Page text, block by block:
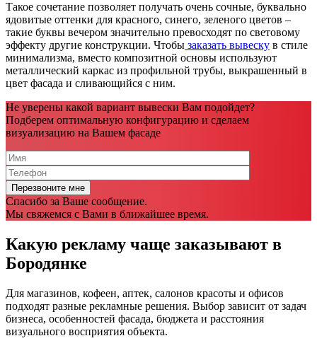
Такое сочетание позволяет получать очень сочные, буквально
ядовитые оттенки для красного, синего, зеленого цветов –
такие буквы вечером значительно превосходят по световому
эффекту другие конструкции. Чтобы заказать вывеску в стиле
минимализма, вместо композитной основы используют
металлический каркас из профильной трубы, выкрашенный в
цвет фасада и сливающийся с ним.
Не уверены какой вариант вывески Вам подойдет?
Подберем оптимальную конфигурацию и сделаем
визуализацию на Вашем фасаде
Спасибо за Ваше сообщение.
Мы свяжемся с Вами в ближайшее время.
Какую рекламу чаще заказывают в
Бородянке
Для магазинов, кофеен, аптек, салонов красоты и офисов
подходят разные рекламные решения. Выбор зависит от задач
бизнеса, особенностей фасада, бюджета и расстояния
визуального восприятия объекта.